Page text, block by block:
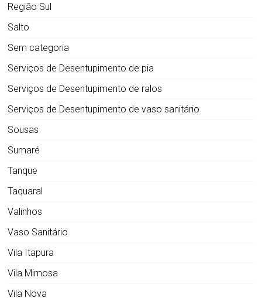
Região Sul
Salto
Sem categoria
Serviços de Desentupimento de pia
Serviços de Desentupimento de ralos
Serviços de Desentupimento de vaso sanitário
Sousas
Sumaré
Tanque
Taquaral
Valinhos
Vaso Sanitário
Vila Itapura
Vila Mimosa
Vila Nova